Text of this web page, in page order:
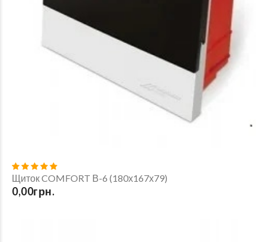
Щиток COMFORT В-6 (180х167х79)
0,00грн.